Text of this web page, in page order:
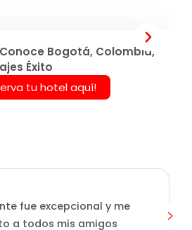
Bogotá, Colombia,
Éxito
tu hotel aquí!
fue excepcional y me
a todos mis amigos